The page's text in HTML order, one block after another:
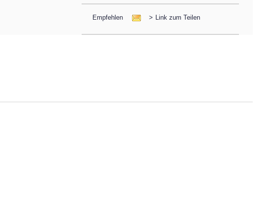
Empfehlen > Link zum Teilen